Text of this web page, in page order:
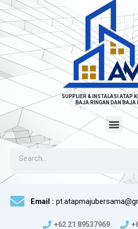
SUPPLIER & INSTALASI ATAP
BAJA RINGAN DAN BAJA
Email :
+62 21 89537969